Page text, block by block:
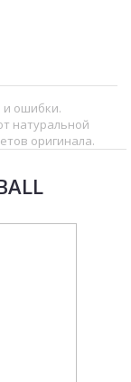
и ошибки.
натуральной
оригинала.